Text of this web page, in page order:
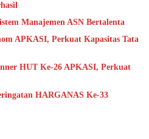
Manajemen ASN Bertalenta
APKASI, Perkuat Kapasitas Tata
HUT Ke-26 APKASI, Perkuat
HARGANAS Ke-33